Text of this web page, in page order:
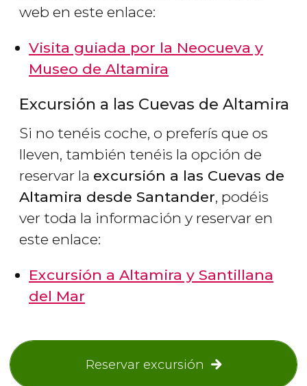
web en este enlace:
Visita guiada por la Neocueva y
Museo de Altamira
Excursión a las Cuevas de Altamira
Si no tenéis coche, o preferís que os
lleven, también tenéis la opción de
reservar la excursión a las Cuevas de
Altamira desde Santander, podéis
ver toda la información y reservar en
este enlace:
Excursión a Altamira y Santillana
del Mar
Reservar excursión